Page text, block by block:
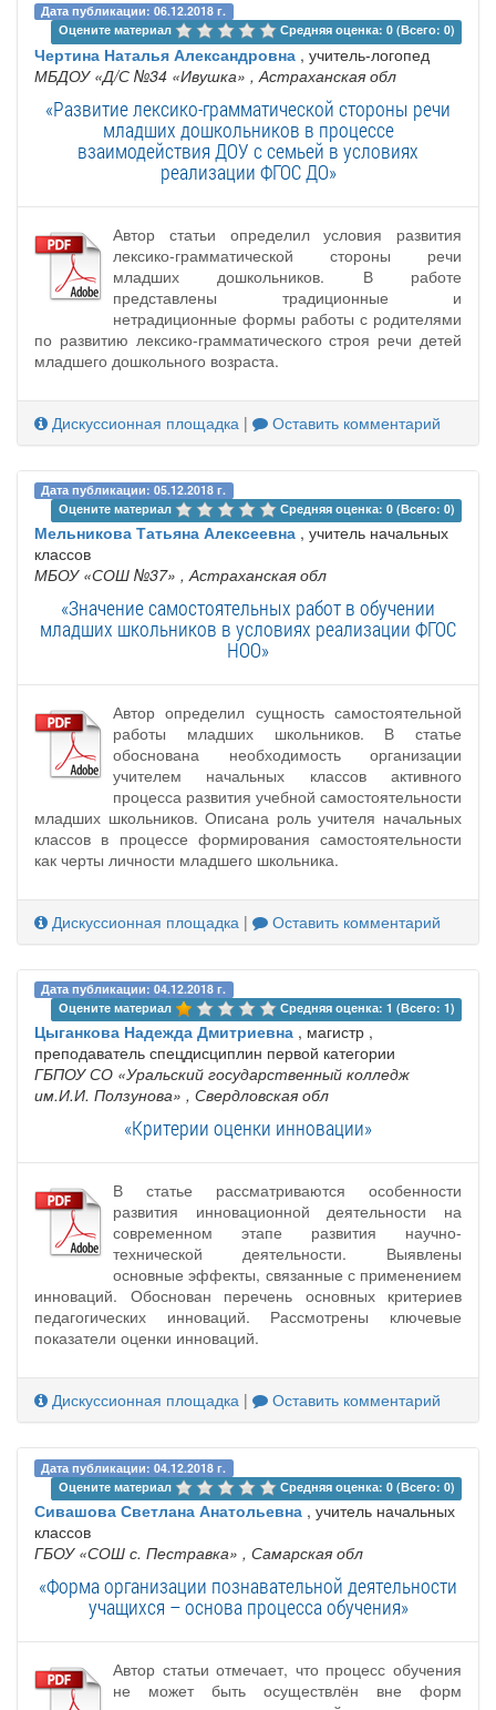
Дата публикации: 06.12.2018 г.
Оцените материал
Средняя оценка: 0 (Всего: 0)
Чертина Наталья Александровна , учитель-логопед
МБДОУ «Д/С №34 «Ивушка» , Астраханская обл
«Развитие лексико-грамматической стороны речи
младших дошкольников в процессе
взаимодействия ДОУ с семьей в условиях
реализации ФГОС ДО»
Автор статьи определил условия развития
лексико-грамматической стороны речи
младших дошкольников. В работе
представлены традиционные и
нетрадиционные формы работы с родителями
по развитию лексико-грамматического строя речи детей
младшего дошкольного возраста.
Дискуссионная площадка | Оставить комментарий
Дата публикации: 05.12.2018 г.
Оцените материал
Средняя оценка: 0 (Всего: 0)
Мельникова Татьяна Алексеевна , учитель начальных
классов
МБОУ «СОШ №37» , Астраханская обл
«Значение самостоятельных работ в обучении
младших школьников в условиях реализации ФГОС
НОО»
Автор определил сущность самостоятельной
работы младших школьников. В статье
обоснована необходимость организации
учителем начальных классов активного
процесса развития учебной самостоятельности
младших школьников. Описана роль учителя начальных
классов в процессе формирования самостоятельности
как черты личности младшего школьника.
Дискуссионная площадка | Оставить комментарий
Дата публикации: 04.12.2018 г.
Оцените материал
Средняя оценка: 1 (Всего: 1)
Цыганкова Надежда Дмитриевна , магистр ,
преподаватель спецдисциплин первой категории
ГБПОУ СО «Уральский государственный колледж
им.И.И. Ползунова» , Свердловская обл
«Критерии оценки инновации»
В статье рассматриваются особенности
развития инновационной деятельности на
современном этапе развития научно-
технической деятельности. Выявлены
основные эффекты, связанные с применением
инноваций. Обоснован перечень основных критериев
педагогических инноваций. Рассмотрены ключевые
показатели оценки инноваций.
Дискуссионная площадка | Оставить комментарий
Дата публикации: 04.12.2018 г.
Оцените материал
Средняя оценка: 0 (Всего: 0)
Сивашова Светлана Анатольевна , учитель начальных
классов
ГБОУ ‎«СОШ с. Пестравка» , Самарская обл
«Форма организации познавательной деятельности
учащихся – основа процесса обучения»
Автор статьи отмечает, что процесс обучения
не может быть осуществлён вне форм